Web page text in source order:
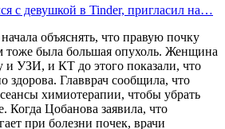
с девушкой в Tinder, пригласил на…
объяснять, что правую почку
тоже была большая опухоль. Женщина
и УЗИ, и КТ до этого показали, что
здорова. Главврач сообщила, что
химиотерапии, чтобы убрать
Когда Цобанова заявила, что
при болезни почек, врачи